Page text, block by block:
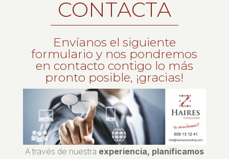
CONTACTA
Envíanos el siguiente
formulario y nos pondremos
en contacto contigo lo más
pronto posible, ¡gracias!
A través de nuestra experiencia, planificamos